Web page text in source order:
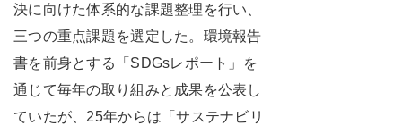
決に向けた体系的な課題整理を行い、
三つの重点課題を選定した。環境報告
書を前身とする「SDGsレポート」を
通じて毎年の取り組みと成果を公表し
ていたが、25年からは「サステナビリ